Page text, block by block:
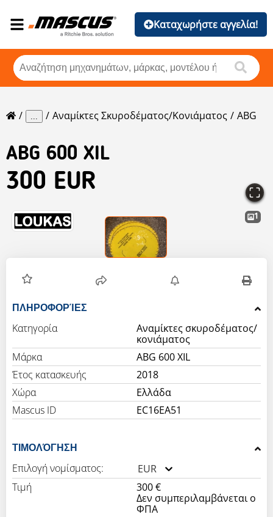
Καταχωρήστε αγγελία!
... Αναμίκτες Σκυροδέματος/κονιάματος ABG
ABG 600 XIL
300 EUR
1
ΠΛΗΡΟΦΟΡΊΕΣ
Κατηγορία
Αναμίκτες σκυροδέματος/
κονιάματος
Μάρκα
ABG 600 XIL
Έτος κατασκευής
2018
Χώρα
Ελλάδα
Mascus ID
EC16EA51
ΤΙΜΟΛΌΓΗΣΗ
Επιλογή νομίσματος:
EUR
Τιμή
300 €
Δεν συμπεριλαμβάνεται ο
ΦΠΑ